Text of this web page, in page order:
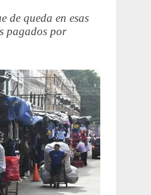
de queda en esas
pagados por